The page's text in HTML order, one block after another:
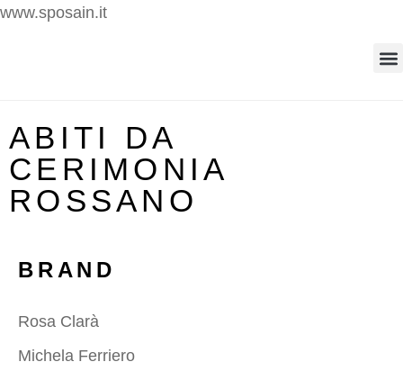
www.sposain.it
ABITI DA
CERIMONIA
ROSSANO
BRAND
Rosa Clarà
Michela Ferriero